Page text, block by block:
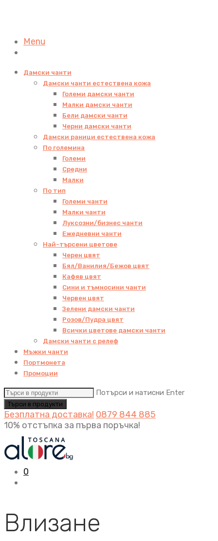
Menu
Дамски чанти
Дамски чанти естествена кожа
Големи дамски чанти
Малки дамски чанти
Бели дамски чанти
Черни дамски чанти
Дамски раници естествена кожа
По големина
Големи
Средни
Малки
По тип
Големи чанти
Малки чанти
Луксозни/бизнес чанти
Ежедневни чанти
Най-търсени цветове
Черен цвят
Бял/Ванилия/Бежов цвят
Кафяв цвят
Сини и тъмносини чанти
Червен цвят
Зелени дамски чанти
Розов/Пудра цвят
Всички цветове дамски чанти
Дамски чанти с релеф
Мъжки чанти
Портмонета
Промоции
Потърси и натисни Enter
Безплатна доставка! 0879 844 885
10% отстъпка за първа поръчка!
0
Влизане